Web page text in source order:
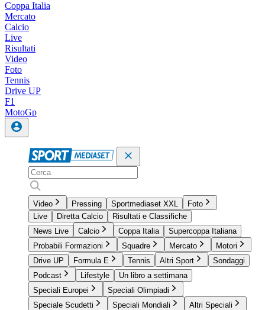
Coppa Italia
Mercato
Calcio
Live
Risultati
Video
Foto
Tennis
Drive UP
F1
MotoGp
Video Pressing Sportmediaset XXL
Foto
Live
Diretta Calcio
Risultati e Classifiche
News Live
Calcio Coppa Italia
Supercoppa Italiana
Probabili Formazioni
Squadre Mercato
Motori
Drive UP
Formula E Tennis Altri Sport
Sondaggi
Podcast
Lifestyle
Un libro a settimana
Speciali Europei
Speciali Olimpiadi
Speciale Scudetti
Speciali Mondiali Altri Speciali